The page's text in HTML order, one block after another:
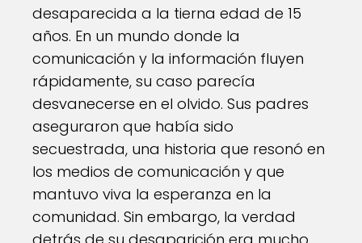
desaparecida a la tierna edad de 15
años. En un mundo donde la
comunicación y la información fluyen
rápidamente, su caso parecía
desvanecerse en el olvido. Sus padres
aseguraron que había sido
secuestrada, una historia que resonó en
los medios de comunicación y que
mantuvo viva la esperanza en la
comunidad. Sin embargo, la verdad